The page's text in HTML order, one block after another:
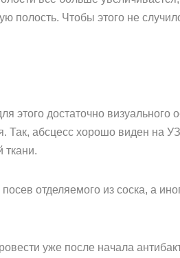
полость. Чтобы этого не
этого достаточно визуального
Так, абсцесс хорошо виден на
ткани.
отделяемого из соска, а
уже после начала